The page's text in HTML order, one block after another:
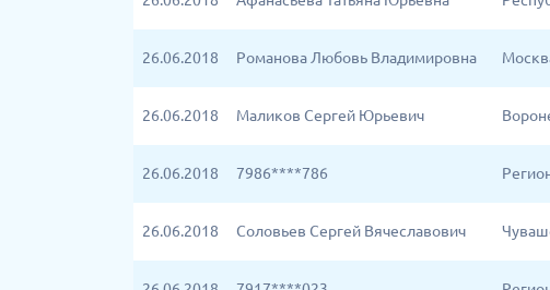
26.06.2018 Романова Любовь Владимировна
26.06.2018 Маликов Сергей Юрьевич
26.06.2018 7986****786
26.06.2018 Соловьев Сергей Вячеславович